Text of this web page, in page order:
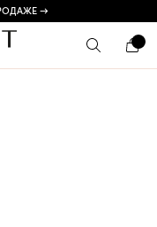
→